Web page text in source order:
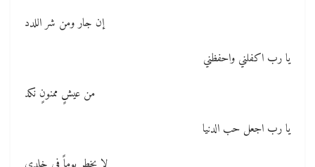
إن جار ومن شر اللدد
يا رب اكفلني واحفظني
من عيشٍ ممنونٍ نكد
يا رب اجعل حب الدنيا